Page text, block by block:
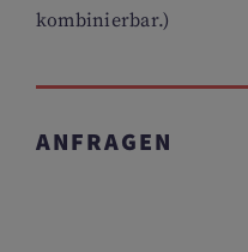
kombinierbar.)
ANFRAGEN